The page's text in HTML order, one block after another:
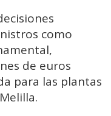
como
de euros
para las plantas